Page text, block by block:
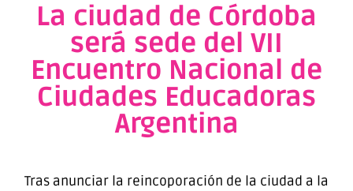
La ciudad de Córdoba
será sede del VII
Encuentro Nacional de
Ciudades Educadoras
Argentina
Tras anunciar la reincoporación de la ciudad a la